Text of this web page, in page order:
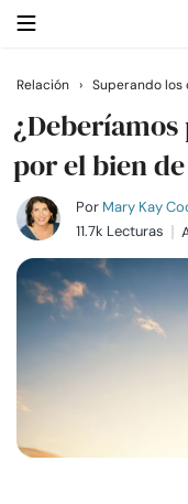
Buscar
Casarse
Relaciones
Familia
Ayuda
Cursos
Relación › Superando los
por el bien
Por Mary Kay
11.7k Lecturas